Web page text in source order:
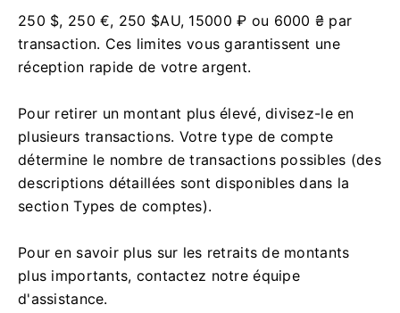
250 $, 250 €, 250 $AU, 15000 ₽ ou 6000 ₴ par
transaction. Ces limites vous garantissent une
réception rapide de votre argent.
Pour retirer un montant plus élevé, divisez-le en
plusieurs transactions. Votre type de compte
détermine le nombre de transactions possibles (des
descriptions détaillées sont disponibles dans la
section Types de comptes).
Pour en savoir plus sur les retraits de montants
plus importants, contactez notre équipe
d'assistance.